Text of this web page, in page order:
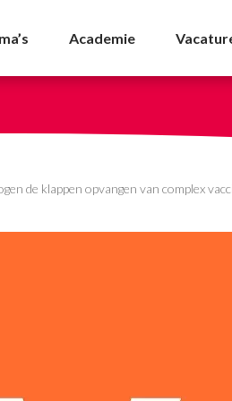
Academie
de klappen opvangen van complex